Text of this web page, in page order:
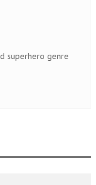
superhero genre